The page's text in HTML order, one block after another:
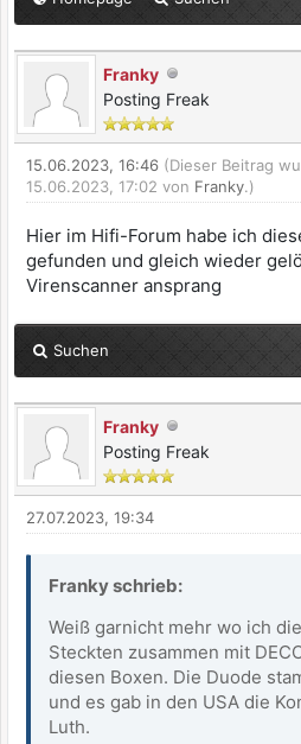
Franky
Posting Freak
15.06.2023, 16:46 (Dieser Beitrag
15.06.2023, 17:02 von Franky.)
Hier im Hifi-Forum habe ich
gefunden und gleich wieder
Virenscanner ansprang
Suchen
Franky
Posting Freak
27.07.2023, 19:34
Franky schrieb:
Weiß garnicht mehr wo ich
Steckten zusammen mit
diesen Boxen. Die Duode
und es gab in den USA die
Luth.